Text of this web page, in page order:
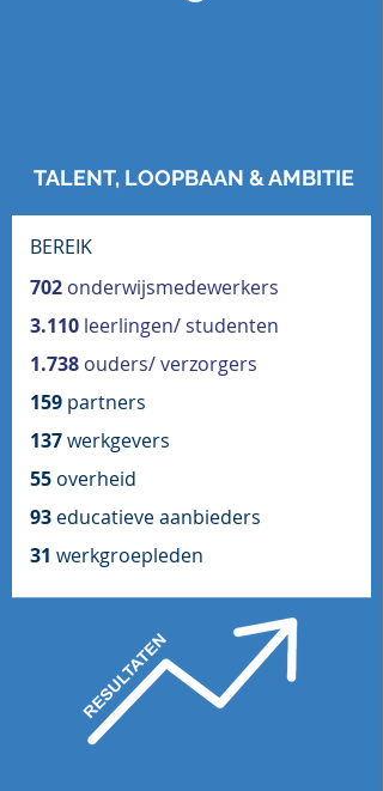
TALENT, LOOPBAAN & AMBITIE
BEREIK
702 onderwijsmedewerkers
3.110 leerlingen/ studenten
1.738 ouders/ verzorgers
159 partners
137werkgevers
55 overheid
93 educatieve aanbieders
31 werkgroepleden